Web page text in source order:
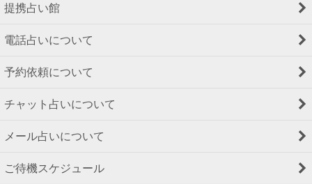
提携占い館
電話占いについて
予約依頼について
チャット占いについて
メール占いについて
ご待機スケジュール